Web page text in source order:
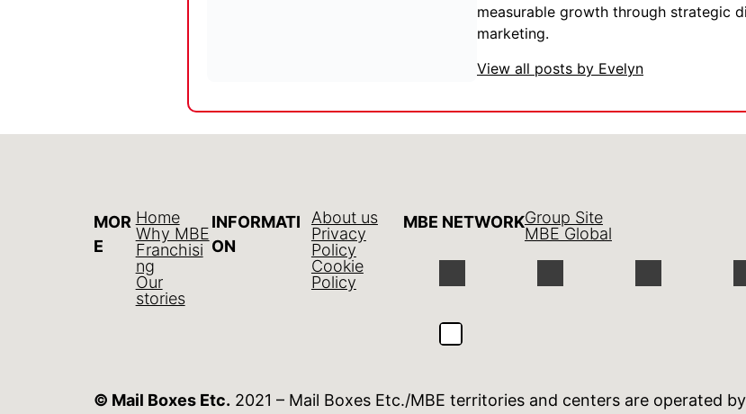
measurable growth through strategic
marketing.
View all posts by Evelyn
MOR
E
Home
Why MBE
Franchisi
ng
Our
stories
INFORMATI
ON
About us
Privacy
Policy
Cookie
Policy
MBE NETWORKGroup Site
MBE Global
© Mail Boxes Etc. 2021 – Mail Boxes Etc./MBE territories and centers are operated